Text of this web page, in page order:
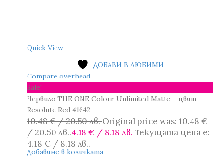
Quick View
ДОБАВИ В ЛЮБИМИ
Compare overhead
Sale!
Червило THE ONE Colour Unlimited Matte – цвят
Resolute Red 41642
10.48€/ 20.50 лв.Original price was: 10.48 €
/ 20.50 лв..4.18 € / 8.18 лв. Текущата цена е:
4.18 € / 8.18 лв..
Добавяне в количката